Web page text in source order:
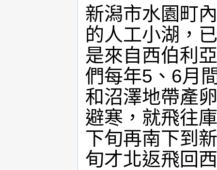
新潟市水園町
的人工小湖，
是來自西伯利
們每年5、6月
和沼澤地帶產
避寒，就飛往
下旬再南下到
旬才北返飛回